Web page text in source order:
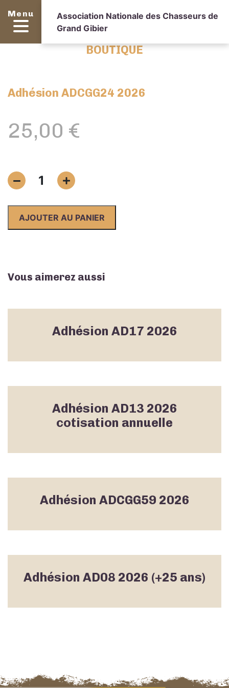
Menu
Association Nationale des Chasseurs de
Grand Gibier
BOUTIQUE
Adhésion ADCGG24 2026
25,00 €
quantité
de
ADCGG24
2026
1
AJOUTER AU PANIER
Vous aimerez aussi
Adhésion AD17 2026
Adhésion AD13 2026
cotisation annuelle
Adhésion ADCGG59 2026
Adhésion AD08 2026 (+25 ans)